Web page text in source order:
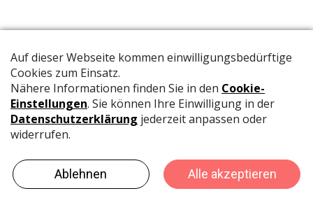
Die offizielle Publikation der Schweizer Papeterien informiert
Meldungen aus der Branche.